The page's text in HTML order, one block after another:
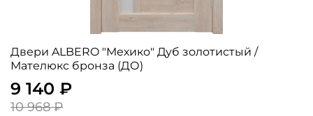
Двери ALBERO "Мехико" Дуб золотистый /
Мателюкс бронза (ДО)
9 140 ₽
10 968 ₽